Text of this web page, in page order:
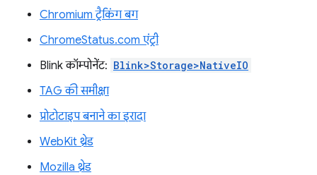
Chromium ट्रैकिंग बग
ChromeStatus.com एंट्री
Blink कॉम्पोनेंट: Blink>Storage>NativeIO
TAG की समीक्षा
प्रोटोटाइप बनाने का इरादा
WebKit थ्रेड
Mozilla थ्रेड